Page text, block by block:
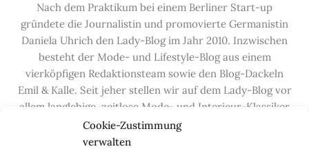
Cookie-Zustimmung
verwalten
Nach dem Praktikum bei einem Berliner Start-up
gründete die Journalistin und promovierte Germanistin
Daniela Uhrich den Lady-Blog im Jahr 2010. Inzwischen
besteht der Mode- und Lifestyle-Blog aus einem
vierköpfigen Redaktionsteam sowie den Blog-Dackeln
Emil & Kalle. Seit jeher stellen wir auf dem Lady-Blog vor
allem langlebige, zeitlose Mode- und Interieur-Klassiker
vor, die hochwertig verarbeitet und unter guten
Bedingungen hergestellt wurden – gerne „Made in